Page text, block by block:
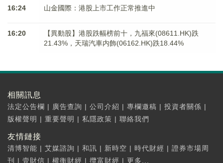
16:24 山金國際：港股上市工作正常推進中
16:20
【異動股】港股跌幅榜前十，九福來(08611.HK)跌
21.43%，天瑞汽車内飾(06162.HK)跌18.44%
相關訊息
法定公告欄 | 廣告查詢 | 公司介紹 | 專欄邀稿 | 投資者關係 |
版權聲明 | 重要聲明 | 私隱政策 | 聯絡我們
友情鏈接
清博智能 | 艾媒諮詢 | 和訊 | 新時空 | 時代財經 | 證券市場周
刊
| 壹財信 | 權衡財經 | 攬富財經 | 更多...